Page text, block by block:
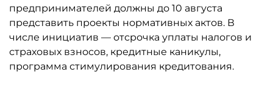
предпринимателей должны до 10 августа
представить проекты нормативных актов. В
числе инициатив — отсрочка уплаты налогов и
страховых взносов, кредитные каникулы,
программа стимулирования кредитования.